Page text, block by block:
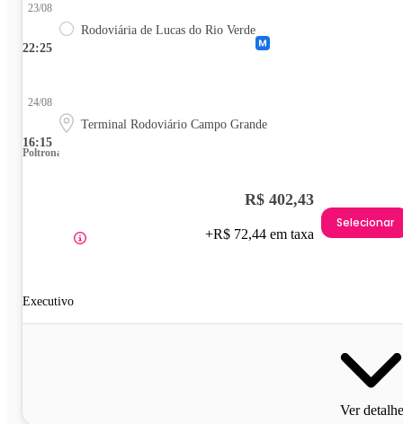
22:25
23/08
Rodoviária de Lucas do Rio Verde
16:15
24/08
Terminal Rodoviário Campo Grande
Poltrona
Executivo
R$ 402,43
+R$ 72,44 em taxa
Selecionar
Ver